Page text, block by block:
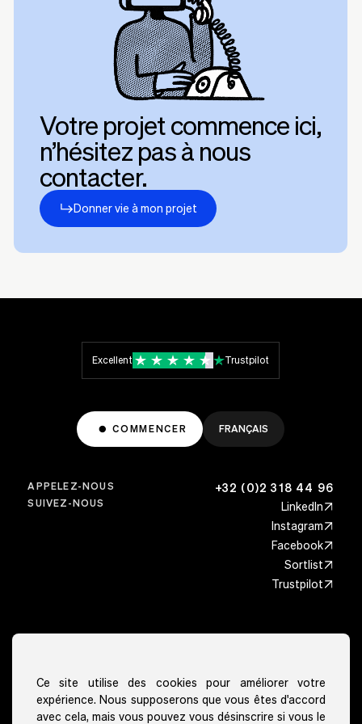
changements pour vous dans la limite des heures incluses
dans votre pack de maintenance.
la webdesign de votre template chosi
le pack SEO avancee si vous avez besoi nde plus de
Cependant, si vous ajoutez des plugins comme Calendly par
exemple, vous devez souscrire à leurs services séparément.
Votre projet commence ici,
n’hésitez pas à nous
contacter.
Donner vie à mon projet
Excellent Trustpilot
COMMENCER FRANÇAIS
APPELEZ-NOUS +32 (0)2 318 44 96
SUIVEZ-NOUS
LinkedIn
Instagram
Facebook
Sortlist
Trustpilot
Bien-être & sport
Soins de santé
Localités
Bruxelles
Fonctionnalités
Ce site utilise des cookies pour améliorer votre
expérience. Nous supposerons que vous êtes d'accord
avec cela, mais vous pouvez vous désinscrire si vous le